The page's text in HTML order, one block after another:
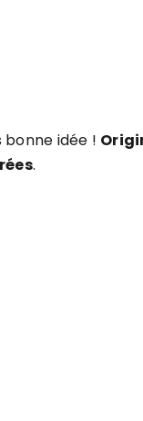
bonne idée !
.